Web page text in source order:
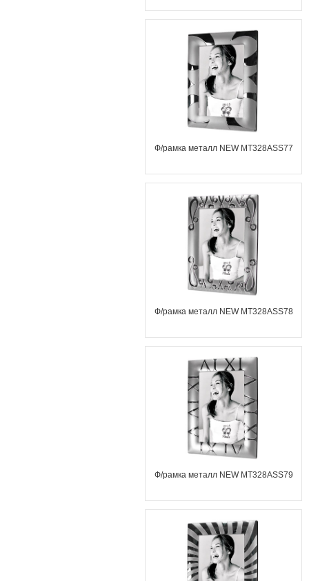
Ф/рамка металл NEW MT328ASS77
Ф/рамка металл NEW MT328ASS78
Ф/рамка металл NEW MT328ASS79